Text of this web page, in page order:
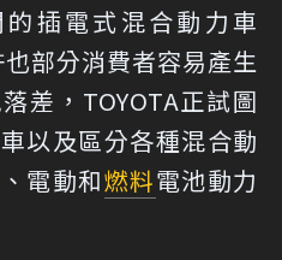
插電式混合動力車
部分消費者容易產生
差，TOYOTA正試圖
以及區分各種混合動
電動和燃料電池動力